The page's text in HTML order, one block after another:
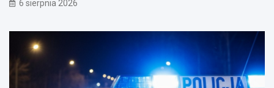
6 sierpnia 2026